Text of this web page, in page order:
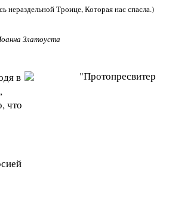
нераздельной Троице, Которая нас спасла.)
Златоуста
в
что